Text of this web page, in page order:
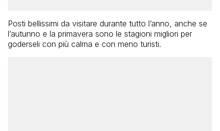
Posti bellissimi da visitare durante tutto l’anno, anche se
l’autunno e la primavera sono le stagioni migliori per
goderseli con più calma e con meno turisti.